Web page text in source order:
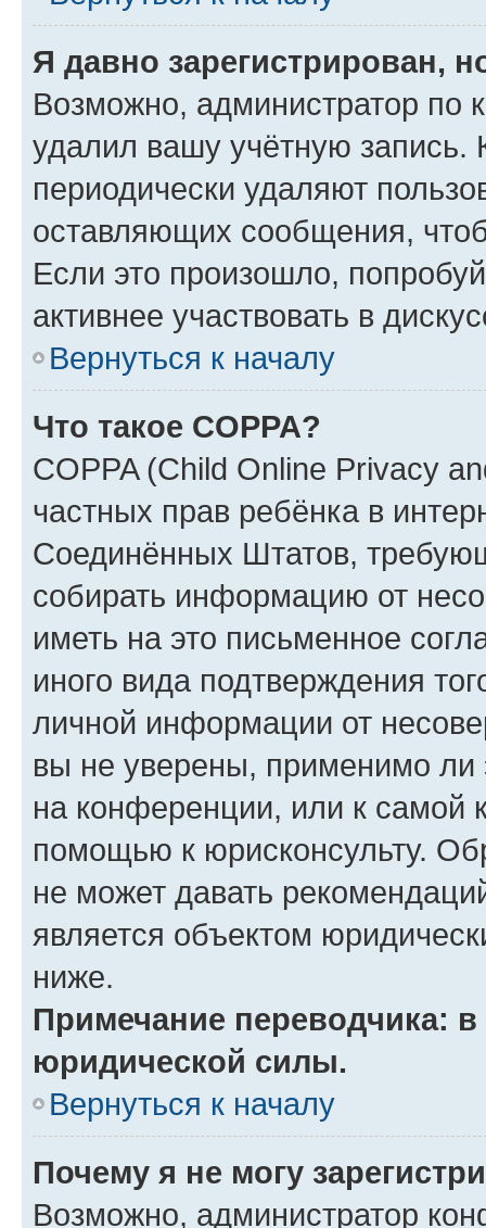
Я давно зарегистрирован,
Возможно, администратор по
удалил вашу учётную запись.
периодически удаляют
оставляющих сообщения,
Если это произошло,
активнее участвовать в
Вернуться к началу
Что такое COPPA?
COPPA (Child Online Privacy
частных прав ребёнка в
Соединённых Штатов,
собирать информацию от
иметь на это письменное
иного вида подтверждения
личной информации от
вы не уверены, применимо ли
на конференции, или к самой
помощью к юрисконсульту.
не может давать
является объектом
ниже.
Примечание переводчика:
юридической силы.
Вернуться к началу
Почему я не могу
Возможно, администратор